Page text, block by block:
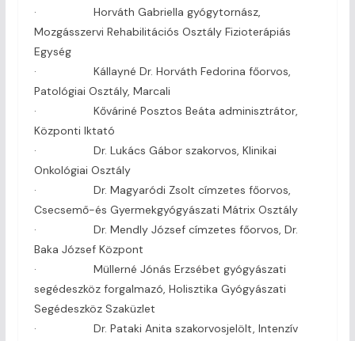
· Horváth Gabriella gyógytornász,
Mozgásszervi Rehabilitációs Osztály Fizioterápiás
Egység
· Kállayné Dr. Horváth Fedorina főorvos,
Patológiai Osztály, Marcali
· Kőváriné Posztos Beáta adminisztrátor,
Központi Iktató
· Dr. Lukács Gábor szakorvos, Klinikai
Onkológiai Osztály
· Dr. Magyaródi Zsolt címzetes főorvos,
Csecsemő-és Gyermekgyógyászati Mátrix Osztály
· Dr. Mendly József címzetes főorvos, Dr.
Baka József Központ
· Müllerné Jónás Erzsébet gyógyászati
segédeszköz forgalmazó, Holisztika Gyógyászati
Segédeszköz Szaküzlet
· Dr. Pataki Anita szakorvosjelölt, Intenzív